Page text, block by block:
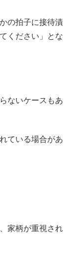
の拍子に接待漬
ください」とな
ないケースもあ
ている場合があ
家柄が重視され